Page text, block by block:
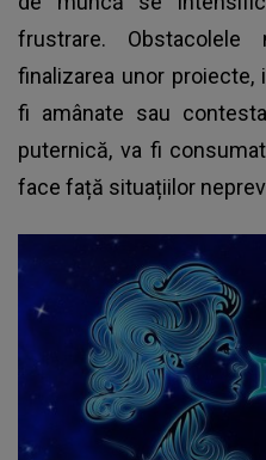
frustrare. Obstacolele
finalizarea unor
fi amânate sau
puternică, va fi
face față situațiilor